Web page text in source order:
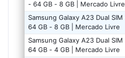
- 64 GB - 8 GB | Mercado Livre
Samsung Galaxy A23 Dual
64 GB - 8 GB | Mercado Livre
Samsung Galaxy A23 Dual
64 GB - 4 GB | Mercado Livre